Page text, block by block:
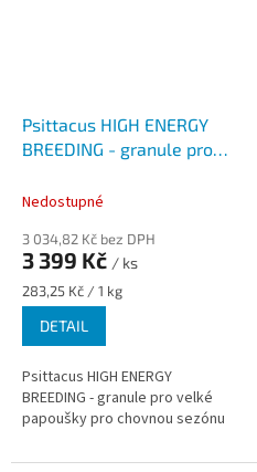
Psittacus HIGH ENERGY
BREEDING - granule pro
chovnou sezónu
Nedostupné
3 034,82 Kč bez DPH
3 399 Kč / ks
Měrná
cena:
283,25 Kč / 1 kg
DETAIL
Psittacus HIGH ENERGY
BREEDING - granule pro velké
papoušky pro chovnou sezónu